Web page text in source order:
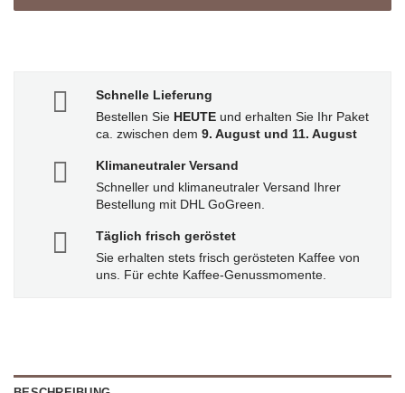
Schnelle Lieferung
Bestellen Sie HEUTE und erhalten Sie Ihr Paket
ca. zwischen dem 9. August und 11. August
Klimaneutraler Versand
Schneller und klimaneutraler Versand Ihrer
Bestellung mit DHL GoGreen.
Täglich frisch geröstet
Sie erhalten stets frisch gerösteten Kaffee von
uns. Für echte Kaffee-Genussmomente.